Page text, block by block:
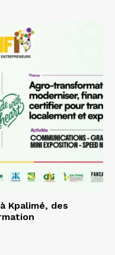
Kpalimé, des